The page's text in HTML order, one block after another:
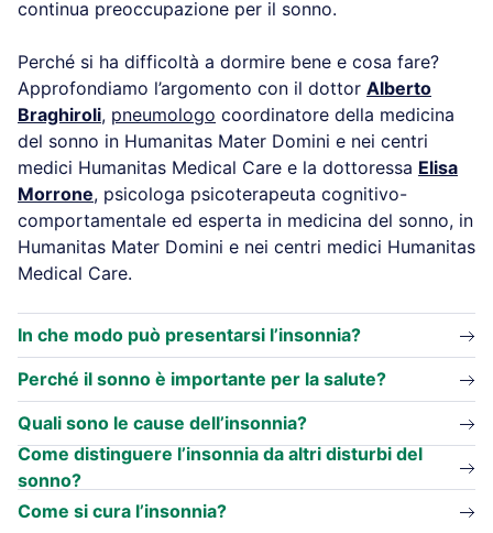
Perché si ha difficoltà a dormire bene e cosa fare?
Approfondiamo l’argomento con il dottor
Alberto
Braghiroli
pneumologo
coordinatore della medicina
del sonno in Humanitas Mater Domini e nei centri
medici Humanitas Medical Care e la dottoressa Elisa
Morrone
, psicologa psicoterapeuta cognitivo-
comportamentale ed esperta in medicina del sonno,
in Humanitas Mater Domini e nei centri medici
Humanitas Medical Care.
In che modo può presentarsi l’insonnia?
Perché il sonno è importante per la salute?
Quali sono le cause dell’insonnia?
Come distinguere l’insonnia da altri disturbi del
sonno?
Come si cura l’insonnia?